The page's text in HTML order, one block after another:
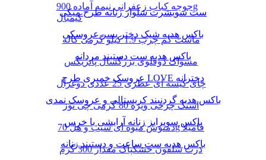
جوجه کباب زعفرانی نیمه آماده 900g
کیمبال
ماست کم چرب 1.9 کیلو گرمی کاله
مسواک دوقلوی بزرگسال پاتریکس
چای کیسه ای عطری 25 عددی دوغزال
اسنک چرخی ویژه 80 گرمی چی توز
دمنوش میوه ای سیب و هل 70g فامیلا
ذرت سلفون خشکپاک مقدار 300 گرم
ست سویشرت شلوار زنانه طرح میکی
باکس هدیه شیک دختر پسر عروسکی
باکس هدیه ست دستبند مردانه
عروسک خمیری طرح LOVE دخترانه
باکس هدیه گردنبند کریستالی و عروسک نمدی
باکس سوپرایز زنانه آرایشی با خرس
باکس هدیه ست ساعت و دستبند زنانه